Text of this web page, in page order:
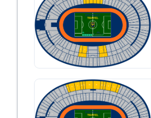
Vi tilbyder et bredt udvalg af
luksuriøse 5-stjernede hoteller
enhver rejsende. Vi tager
passer dig bedst. Hvis du
gøre.
Vi tilbyder fodboldpakker til
Hvis du derimod vælger en af
om check-in procedurer og
og fokusere på at nyde